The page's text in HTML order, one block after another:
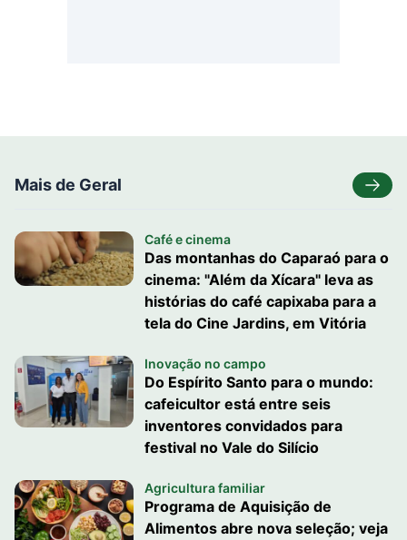
Mais de Geral
Café e cinema
Das montanhas do Caparaó para o
cinema: "Além da Xícara" leva as
histórias do café capixaba para a
tela do Cine Jardins, em Vitória
Inovação no campo
Do Espírito Santo para o mundo:
cafeicultor está entre seis
inventores convidados para
festival no Vale do Silício
Agricultura familiar
Programa de Aquisição de
Alimentos abre nova seleção; veja